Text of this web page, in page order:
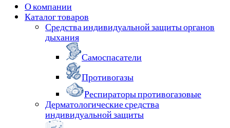
О компании
Каталог товаров
Средства индивидуальной защиты органов
дыхания
Самоспасатели
Противогазы
Респираторы противогазовые
Дерматологические средства
индивидуальной защиты